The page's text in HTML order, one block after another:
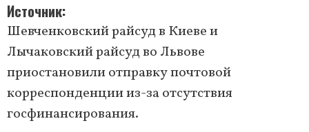
Источник
Шевченковский райсуд в Киеве и
Лычаковский райсуд во Львове
приостановили отправку почтовой
корреспонденции из-за отсутствия
госфинансирования.